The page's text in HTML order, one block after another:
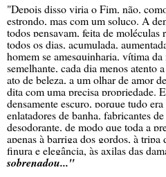
"Depois disso viria o Fim, não,
estrondo, mas com um soluço. A
todos pensavam, feita de moléculas
todos os dias, acumulada,
homem se amesquinharia, vítima
semelhante, cada dia menos atento
ato de beleza, a um olhar de amor
dita com uma precisa propriedade.
densamente escuro, porque tudo
enlatadores de banha, fabricantes
desodorante, de modo que toda a
apenas à barriga dos gordos, à
finura e elegância, às axilas das
sobrenadou..."